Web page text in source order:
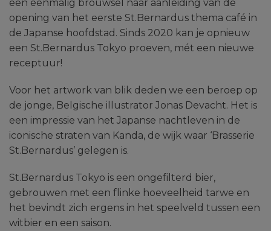
een éénmalig brouwsel naar aanleiding van de
opening van het eerste St.Bernardus thema café in
de Japanse hoofdstad. Sinds 2020 kan je opnieuw
een St.Bernardus Tokyo proeven, mét een nieuwe
receptuur!
Voor het artwork van blik deden we een beroep op
de jonge, Belgische illustrator Jonas Devacht. Het is
een impressie van het Japanse nachtleven in de
iconische straten van Kanda, de wijk waar ‘Brasserie
St.Bernardus’ gelegen is.
St.Bernardus Tokyo is een ongefilterd bier,
gebrouwen met een flinke hoeveelheid tarwe en
het bevindt zich ergens in het speelveld tussen een
witbier en een saison.